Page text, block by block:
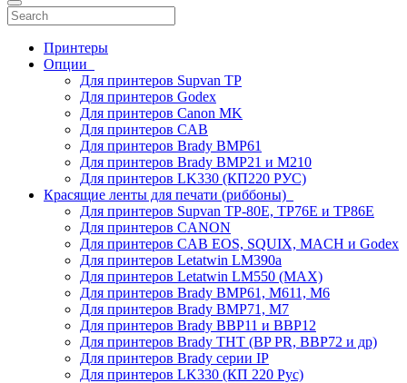
Принтеры
Опции
Для принтеров Supvan TP
Для принтеров Godex
Для принтеров Canon MK
Для принтеров CAB
Для принтеров Brady BMP61
Для принтеров Brady BMP21 и M210
Для принтеров LK330 (КП220 РУС)
Красящие ленты для печати (риббоны)
Для принтеров Supvan TP-80E, TP76E и TP86E
Для принтеров CANON
Для принтеров CAB EOS, SQUIX, MACH и Godex
Для принтеров Letatwin LM390a
Для принтеров Letatwin LM550 (MAX)
Для принтеров Brady BMP61, M611, M6
Для принтеров Brady BMP71, M7
Для принтеров Brady BBP11 и BBP12
Для принтеров Brady THT (BP PR, BBP72 и др)
Для принтеров Brady серии IP
Для принтеров LK330 (КП 220 Рус)